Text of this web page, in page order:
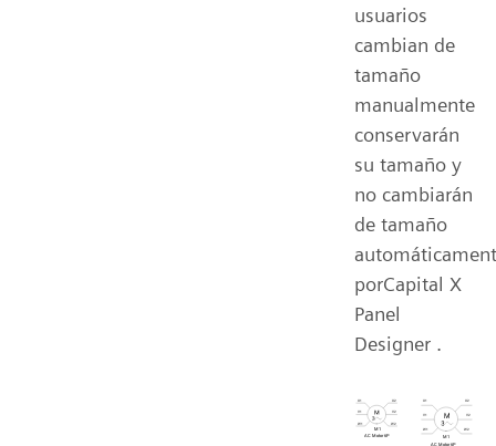
usuarios
cambian de
tamaño
manualmente
conservarán
su tamaño y
no cambiarán
de tamaño
porCapital X
Panel
Designer .